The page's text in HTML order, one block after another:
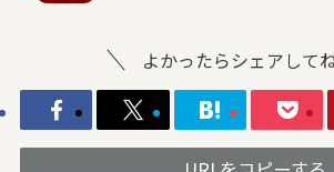
よかったらシェアして